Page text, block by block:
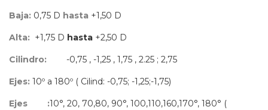
Baja: 0,75 D hasta +1,50 D
Alta: +1,75 D hasta +2,50 D
Cilindro: -0,75 , -1,25 , 1,75 , 2.25 ; 2,75
Ejes: 10º a 180º ( Cilind: -0,75; -1,25;-1,75)
Ejes :10°, 20, 70,80, 90°, 100,110,160,170°, 180° (